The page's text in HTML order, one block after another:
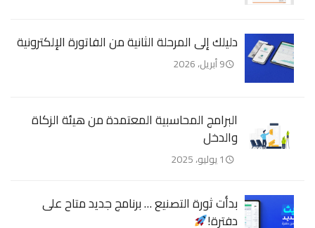
دليلك إلى المرحلة الثانية من الفاتورة الإلكترونية
9 أبريل، 2026
البرامج المحاسبية المعتمدة من هيئة الزكاة
والدخل
1 يوليو، 2025
بدأت ثورة التصنيع … برنامج جديد متاح على
دفترة!